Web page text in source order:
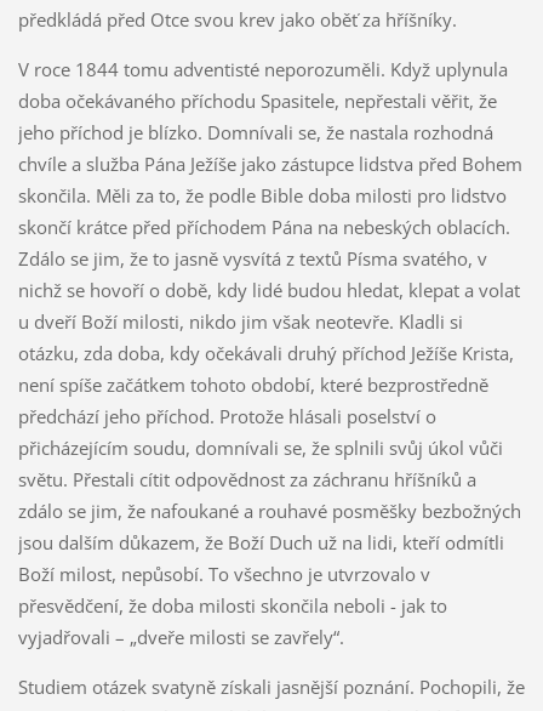
předkládá před Otce svou krev jako oběť za hříšníky.
V roce 1844 tomu adventisté neporozuměli. Když uplynula
doba očekávaného příchodu Spasitele, nepřestali věřit, že
jeho příchod je blízko. Domnívali se, že nastala rozhodná
chvíle a služba Pána Ježíše jako zástupce lidstva před Bohem
skončila. Měli za to, že podle Bible doba milosti pro lidstvo
skončí krátce před příchodem Pána na nebeských oblacích.
Zdálo se jim, že to jasně vysvítá z textů Písma svatého, v
nichž se hovoří o době, kdy lidé budou hledat, klepat a volat
u dveří Boží milosti, nikdo jim však neotevře. Kladli si
otázku, zda doba, kdy očekávali druhý příchod Ježíše Krista,
není spíše začátkem tohoto období, které bezprostředně
předchází jeho příchod. Protože hlásali poselství o
přicházejícím soudu, domnívali se, že splnili svůj úkol vůči
světu. Přestali cítit odpovědnost za záchranu hříšníků a
zdálo se jim, že nafoukané a rouhavé posměšky bezbožných
jsou dalším důkazem, že Boží Duch už na lidi, kteří odmítli
Boží milost, nepůsobí. To všechno je utvrzovalo v
přesvědčení, že doba milosti skončila neboli - jak to
vyjadřovali – „dveře milosti se zavřely“.
Studiem otázek svatyně získali jasnější poznání. Pochopili, že